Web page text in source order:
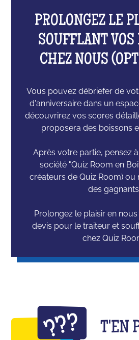
PROLONGEZ LE
SOUFFLANT VOS
CHEZ NOUS
Vous pouvez débriefer de
d'anniversaire dans un
découvrirez vos scores
proposera des boissons
Après votre partie, pensez
société "Quiz Room en
créateurs de Quiz Room) ou
des
Prolongez le plaisir en
devis pour le traiteur et
chez Quiz
T'EN